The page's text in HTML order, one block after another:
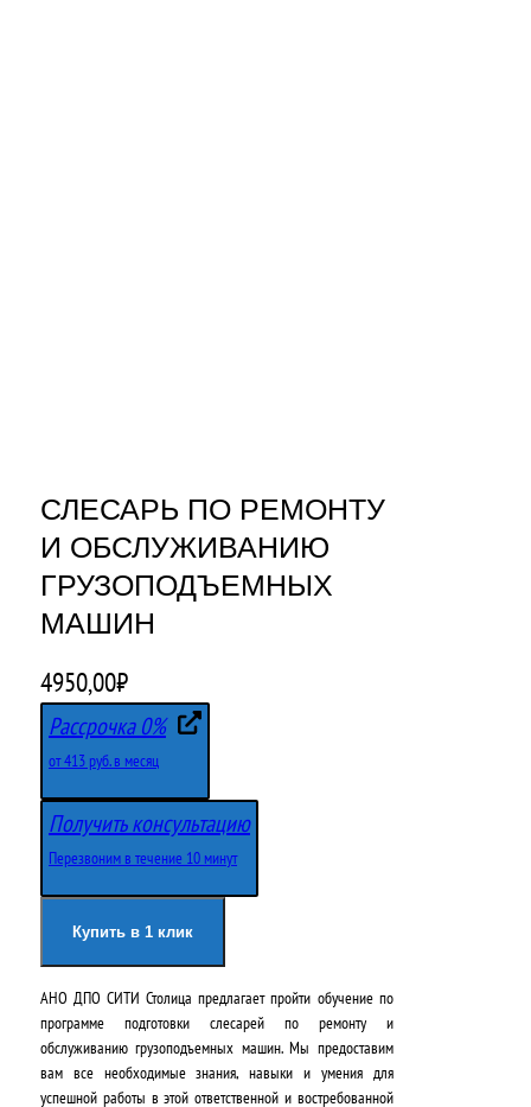
СЛЕСАРЬ ПО РЕМОНТУ
И ОБСЛУЖИВАНИЮ
ГРУЗОПОДЪЕМНЫХ
МАШИН
4950,00₽
Рассрочка 0%
от 413 руб. в месяц
Получить консультацию
Перезвоним в течение 10 минут
Купить в 1 клик
АНО ДПО СИТИ Столица предлагает пройти обучение по
программе подготовки слесарей по ремонту и
обслуживанию грузоподъемных машин. Мы предоставим
вам все необходимые знания, навыки и умения для
успешной работы в этой ответственной и востребованной